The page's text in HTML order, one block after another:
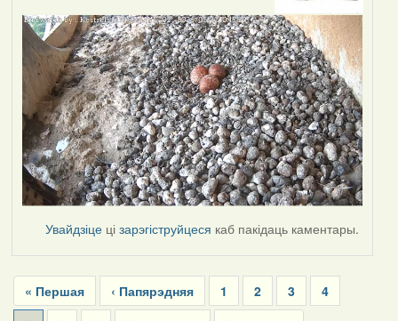
Увайдзіце цізарэгіструйцеся каб пакідаць каментары.
Pagination
First
page
« Першая
Previous
page
‹ Папярэдняя Page
1 Page
2 Page
3 Page
4